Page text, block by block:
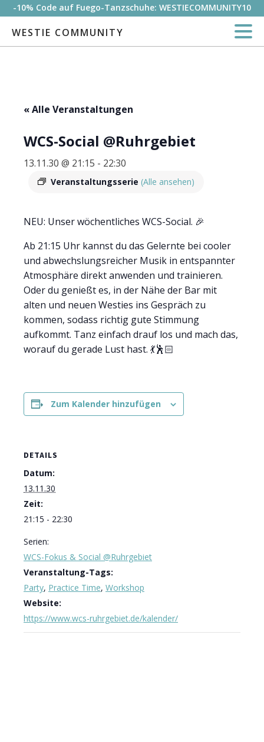
-10% Code auf Fuego-Tanzschuhe: WESTIECOMMUNITY10
WESTIE COMMUNITY
« Alle Veranstaltungen
WCS-Social @Ruhrgebiet
13.11.30 @ 21:15 - 22:30
Veranstaltungsserie (Alle ansehen)
NEU: Unser wöchentliches WCS-Social. 🎉
Ab 21:15 Uhr kannst du das Gelernte bei cooler
und abwechslungsreicher Musik in entspannter
Atmosphäre direkt anwenden und trainieren.
Oder du genießt es, in der Nähe der Bar mit
alten und neuen Westies ins Gespräch zu
kommen, sodass richtig gute Stimmung
aufkommt. Tanz einfach drauf los und mach das,
worauf du gerade Lust hast. 💃🕺🏻
Zum Kalender hinzufügen
DETAILS
Datum:
13.11.30
Zeit:
21:15 - 22:30
Serien:
WCS-Fokus & Social @Ruhrgebiet
Veranstaltung-Tags:
Party, Practice Time, Workshop
Website:
https://www.wcs-ruhrgebiet.de/kalender/